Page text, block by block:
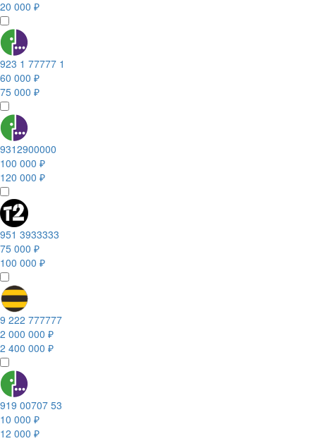
20 000 ₽
923 1 77777 1
60 000 ₽
75 000 ₽
9312900000
100 000 ₽
120 000 ₽
951 3933333
75 000 ₽
100 000 ₽
9 222 777777
2 000 000 ₽
2 400 000 ₽
919 00707 53
10 000 ₽
12 000 ₽